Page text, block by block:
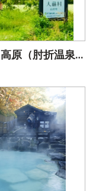
湯の台高原（肘折温泉入口）